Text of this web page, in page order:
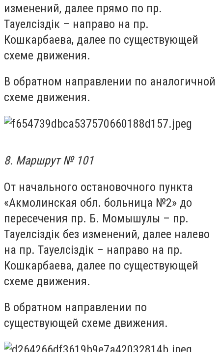
изменений, далее прямо по пр.
Тауелсіздік – направо на пр.
Кошкарбаева, далее по существующей
схеме движения.
В обратном направлении по аналогичной
схеме движения.
8. Маршрут № 101
От начального остановочного пункта
«Акмолинская обл. больница №2» до
пересечения пр. Б. Момышулы – пр.
Тауелсіздік без изменений, далее налево
на пр. Тауелсіздік – направо на пр.
Кошкарбаева, далее по существующей
схеме движения.
В обратном направлении по
существующей схеме движения.